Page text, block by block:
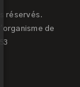
réservés.
de